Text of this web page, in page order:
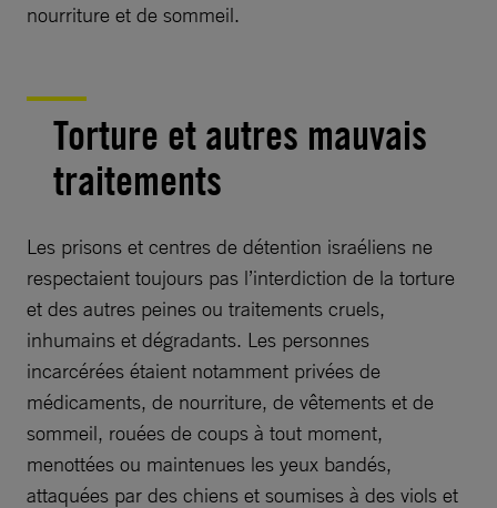
nourriture et de sommeil.
Torture et autres mauvais
traitements
Les prisons et centres de détention israéliens ne
respectaient toujours pas l’interdiction de la torture
et des autres peines ou traitements cruels,
inhumains et dégradants. Les personnes
incarcérées étaient notamment privées de
médicaments, de nourriture, de vêtements et de
sommeil, rouées de coups à tout moment,
menottées ou maintenues les yeux bandés,
attaquées par des chiens et soumises à des viols et